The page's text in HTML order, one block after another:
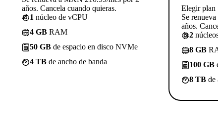
años. Cancela cuando quieras.
1 núcleo de vCPU
4 GB RAM
50 GB de espacio en disco NVMe
4 TB de ancho de banda
Elegir plan
Se renueva
años.
2 núcleos
8 GB
100 GB
8 TB de